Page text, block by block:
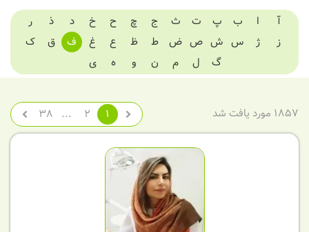
آ ا ب پ ت ث ج چ ح خ د ذ
ر
ز
ژ س ش ص ض ط ظ ع غ ف ق
ک
گ
ل م ن و ه ی
1857 مورد یافت شد 1
2
...
38